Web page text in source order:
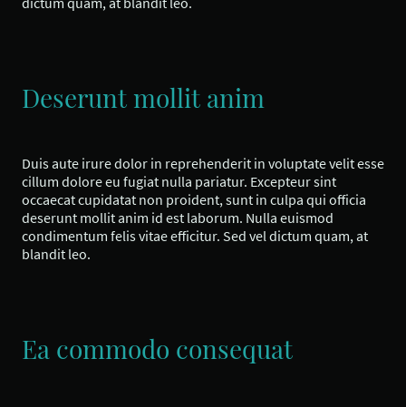
Deserunt mollit anim
Duis aute irure dolor in reprehenderit in voluptate velit esse
cillum dolore eu fugiat nulla pariatur. Excepteur sint
occaecat cupidatat non proident, sunt in culpa qui officia
deserunt mollit anim id est laborum. Nulla euismod
condimentum felis vitae efficitur. Sed vel dictum quam, at
blandit leo.
Ea commodo consequat